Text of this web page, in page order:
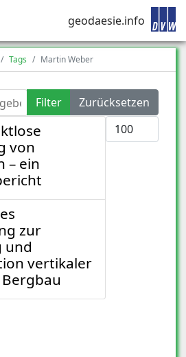
geodaesie.info
Tags Martin Weber
Filter
Zurücksetzen
Anzeige #
von
– ein
zur
und
vertikaler